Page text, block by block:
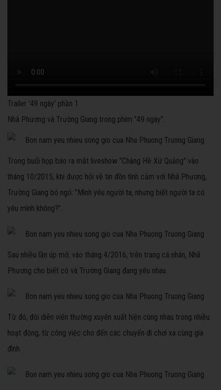
Trailer '49 ngày' phần 1
Nhã Phương và Trường Giang trong phim "49 ngày".
Trong buổi họp báo ra mắt liveshow "Chàng Hề Xứ Quảng" vào
tháng 10/2015, khi được hỏi về tin đồn tình cảm với Nhã Phương,
Trường Giang bỏ ngỏ: "Mình yêu người ta, nhưng biết người ta có
yêu mình không?".
Sau nhiều lần úp mở, vào tháng 4/2016, trên trang cá nhân, Nhã
Phương cho biết cô và Trường Giang đang yêu nhau.
Từ đó, đôi diễn viên thường xuyên xuất hiện cùng nhau trong nhiều
hoạt động, từ công việc cho đến các chuyến đi chơi xa cùng gia
đình.